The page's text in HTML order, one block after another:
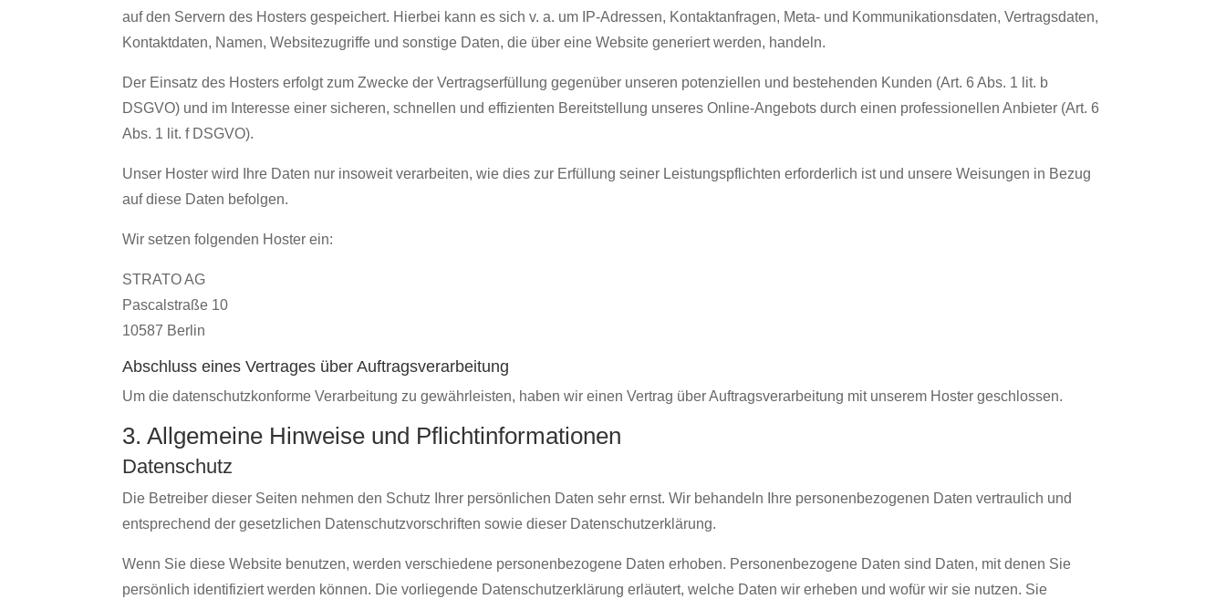
auf den Servern des Hosters gespeichert. Hierbei kann es sich v. a. um IP-Adressen, Kontaktanfragen, Meta- und Kommunikationsdaten, Vertragsdaten,
Kontaktdaten, Namen, Websitezugriffe und sonstige Daten, die über eine Website generiert werden, handeln.
Der Einsatz des Hosters erfolgt zum Zwecke der Vertragserfüllung gegenüber unseren potenziellen und bestehenden Kunden (Art. 6 Abs. 1 lit. b
DSGVO) und im Interesse einer sicheren, schnellen und effizienten Bereitstellung unseres Online-Angebots durch einen professionellen Anbieter (Art. 6
Abs. 1 lit. f DSGVO).
Unser Hoster wird Ihre Daten nur insoweit verarbeiten, wie dies zur Erfüllung seiner Leistungspflichten erforderlich ist und unsere Weisungen in Bezug
auf diese Daten befolgen.
Wir setzen folgenden Hoster ein:
STRATO AG
Pascalstraße 10
10587 Berlin
Abschluss eines Vertrages über Auftragsverarbeitung
Um die datenschutzkonforme Verarbeitung zu gewährleisten, haben wir einen Vertrag über Auftragsverarbeitung mit unserem Hoster geschlossen.
3. Allgemeine Hinweise und Pflicht­informationen
Datenschutz
Die Betreiber dieser Seiten nehmen den Schutz Ihrer persönlichen Daten sehr ernst. Wir behandeln Ihre personenbezogenen Daten vertraulich und
entsprechend der gesetzlichen Datenschutzvorschriften sowie dieser Datenschutzerklärung.
Wenn Sie diese Website benutzen, werden verschiedene personenbezogene Daten erhoben. Personenbezogene Daten sind Daten, mit denen Sie
persönlich identifiziert werden können. Die vorliegende Datenschutzerklärung erläutert, welche Daten wir erheben und wofür wir sie nutzen. Sie